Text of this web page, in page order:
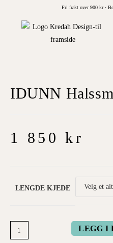
Fri frakt over 900 kr ·
IDUNN
1 850kr
LENGDE KJEDE
LEGG I